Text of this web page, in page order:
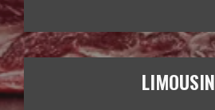
LIMOUSIN